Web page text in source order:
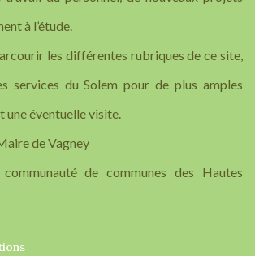
à l’étude.
les différentes rubriques de ce site,
services du Solem pour de plus amples
une éventuelle visite.
de Vagney
de communes des Hautes